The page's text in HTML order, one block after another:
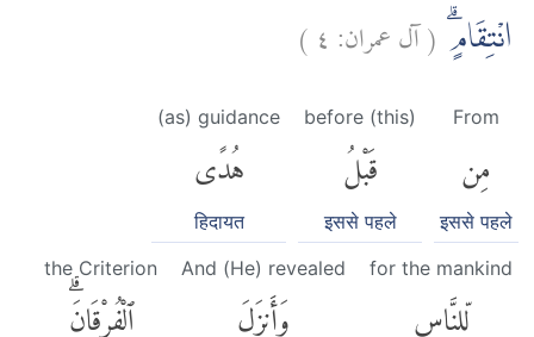
انْتِقَامٍۗ (آل عمران: ٤)
From
مِن
इससे पहले
before (this)
قَبْلُ
इससे पहले
(as) guidance
هُدًى
हिदायत
for the mankind
لِّلنَّاسِ
And (He) revealed
وَأَنزَلَ
the Criterion
ٱلْفُرْقَانَۗ